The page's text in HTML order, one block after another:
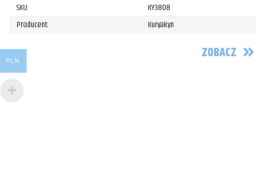
SKU:
KY3808
Producent:
Kuryakyn
ZOBACZ
PLN